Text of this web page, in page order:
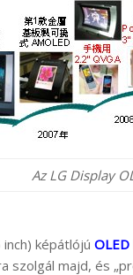
Az LG Display
képátlójú OLED
majd, és